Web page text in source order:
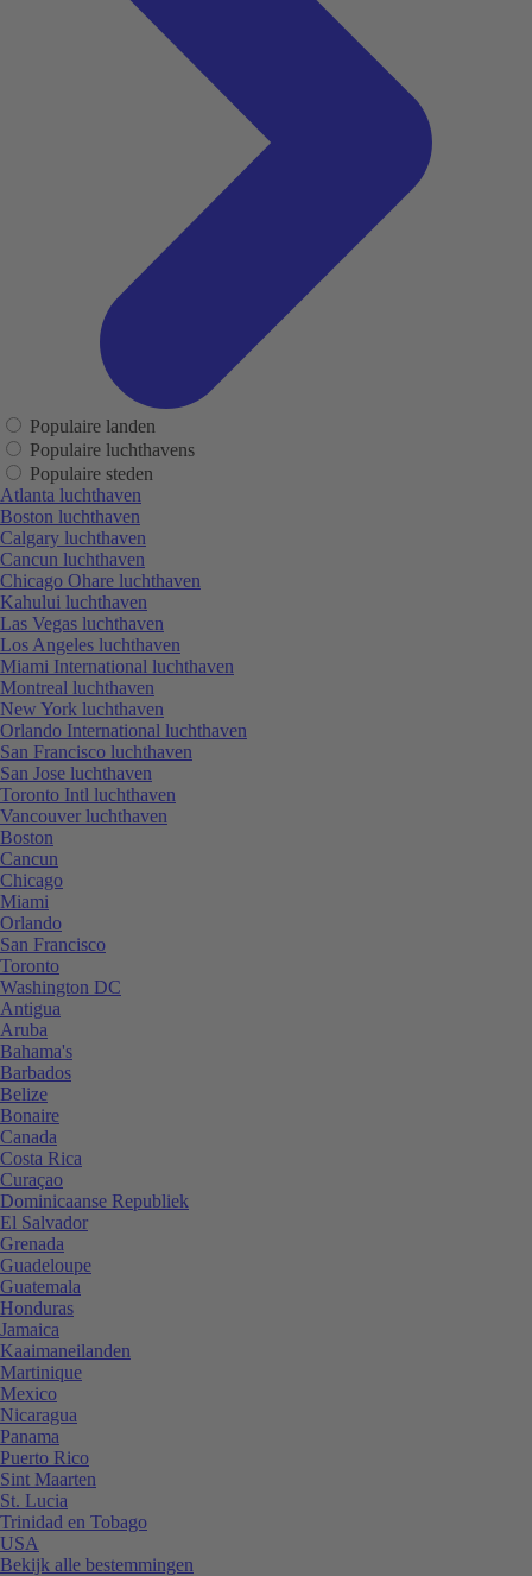
Populaire landen
Populaire luchthavens
Populaire steden
Atlanta luchthaven
Boston luchthaven
Calgary luchthaven
Cancun luchthaven
Chicago Ohare luchthaven
Kahului luchthaven
Las Vegas luchthaven
Los Angeles luchthaven
Miami International luchthaven
Montreal luchthaven
New York luchthaven
Orlando International luchthaven
San Francisco luchthaven
San Jose luchthaven
Toronto Intl luchthaven
Vancouver luchthaven
Boston
Cancun
Chicago
Miami
Orlando
San Francisco
Toronto
Washington DC
Antigua
Aruba
Bahama's
Barbados
Belize
Bonaire
Canada
Costa Rica
Curaçao
Dominicaanse Republiek
El Salvador
Grenada
Guadeloupe
Guatemala
Honduras
Jamaica
Kaaimaneilanden
Martinique
Mexico
Nicaragua
Panama
Puerto Rico
Sint Maarten
St. Lucia
Trinidad en Tobago
USA
Bekijk alle bestemmingen